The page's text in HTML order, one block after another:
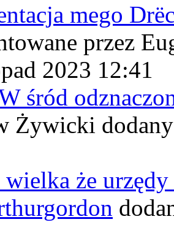
mego
przez
2023 12:41
śród
Żywicki
wielka że